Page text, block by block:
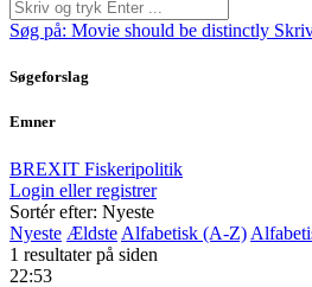
Søg på: Movie should be distinctly
Søgeforslag
Emner
BREXIT Fiskeripolitik
Login eller registrer
Sortér efter: Nyeste
Nyeste Ældste Alfabetisk (A-Z)
1 resultater på siden
22:53